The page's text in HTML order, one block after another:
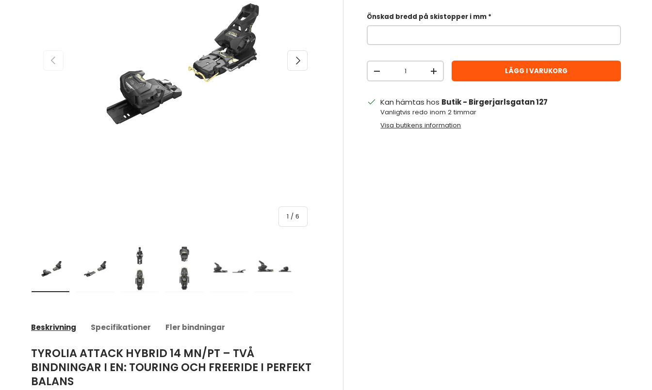
FÖREGÅENDE
1 /av
6
NÄSTA
Ladda bild 2 i gallerivynLadda bild 3 i gallerivynLadda bild 4 i gallerivyn
Önskad bredd på skistopper i mm
Antal
MINSKA ANTAL
ÖKA ANTAL LÄGG I VARUKORG
Kan hämtas hos Butik - Birgerjarlsgatan 127
Vanligtvis redo inom 2 timmar
Visa butikens information
Beskrivning Specifikationer Fler bindningar
TYROLIA ATTACK HYBRID 14 MN/PT – TVÅ
BINDNINGAR I EN: TOURING OCH FREERIDE I PERFEKT
BALANS